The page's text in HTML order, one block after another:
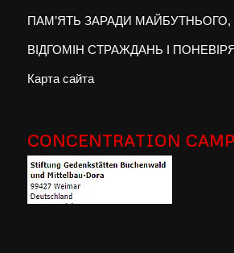
ПАМ’ЯТЬ ЗАРАДИ МАЙБУТНЬОГО,
ВІДГОМІН СТРАЖДАНЬ І
Карта сайта
CONCENTRATION